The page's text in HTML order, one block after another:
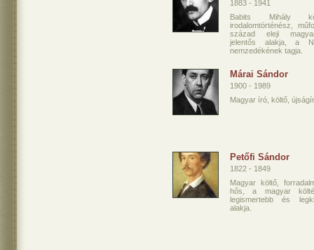
1883 - 1941
Babits Mihály
irodalomtörténész,
század eleji
jelentős alakja, a
nemzedékének tagja.
Márai Sándor
1900 - 1989
Magyar író, költő,
Petőfi Sándor
1822 - 1849
Magyar költő,
hős, a magyar
legismertebb és
alakja.